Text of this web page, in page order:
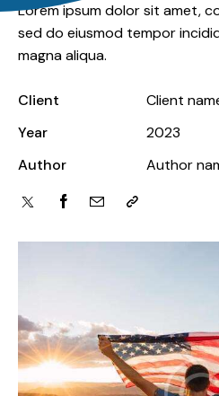
Lorem ipsum dolor sit amet,
sed do eiusmod tempor
magna aliqua.
Client
Client
Year
2023
Author
Author